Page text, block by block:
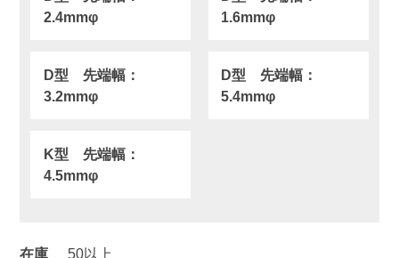
2.4mmφ
1.6mmφ
D型 先端幅：
3.2mmφ
D型 先端幅：
5.4mmφ
K型 先端幅：
4.5mmφ
在庫 50以上